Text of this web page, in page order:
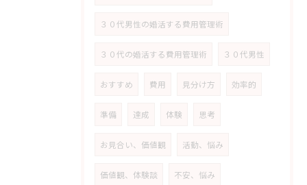
３０代男性の婚活する費用管理術
３０代の婚活する費用管理術 ３０代男性
おすすめ 費用 見分け方 効率的
準備 達成 体験 思考
お見合い、価値観 活動、悩み
価値観、体験談 不安、悩み